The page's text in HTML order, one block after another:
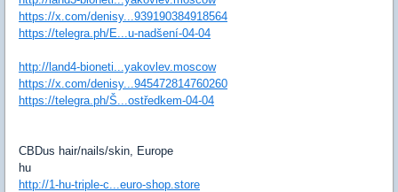
https://x.com/denisy...939190384918564
https://telegra.ph/E...u-nadšení-04-04
http://land4-bioneti...yakovlev.moscow
https://x.com/denisy...945472814760260
https://telegra.ph/Š...ostředkem-04-04
CBDus hair/nails/skin, Europe
hu
http://1-hu-triple-c...euro-shop.store